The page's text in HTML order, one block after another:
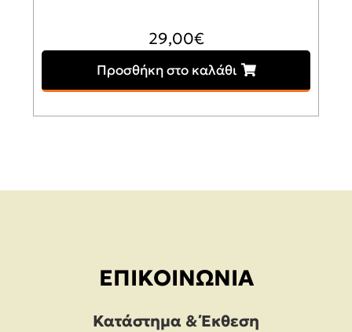
29,00€
Προσθήκη στο καλάθι
ΕΠΙΚΟΙΝΩΝΊΑ
Κατάστημα & Έκθεση